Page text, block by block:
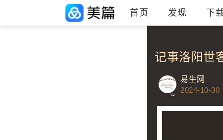
首页 发现 下
记事洛阳世
易生网
2024-10-30